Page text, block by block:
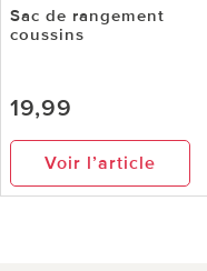
Sac de rangement
coussins
19,99
Voir l’article